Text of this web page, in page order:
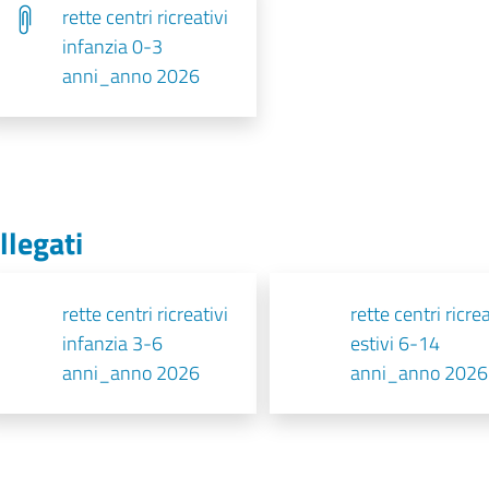
rette centri ricreativi
infanzia 0-3
anni_anno 2026
rette centri ricreativi
infanzia 3-6
anni_anno 2026
rette centri
estivi 6-14
anni_anno 2026